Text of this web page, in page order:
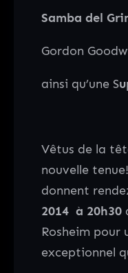
Samba del
Gordon
ainsi qu’une S
Vêtus de la
nouvelle
donnent
2014 à 20h30
Rosheim pour
exceptionnel